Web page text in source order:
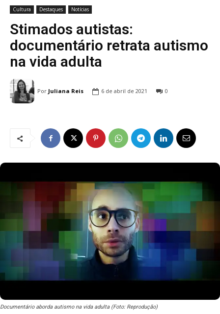
Cultura Destaques Notícias
Stimados autistas:
documentário retrata autismo
na vida adulta
Por Juliana Reis 6 de abril de 2021 0
Documentário aborda autismo na vida adulta (Foto: Reprodução)